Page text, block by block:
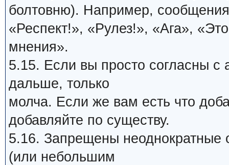
болтовню). Например,
«Респект!», «Рулез!», «Ага»,
мнения».
5.15. Если вы просто согласны с
дальше, только
молча. Если же вам есть что
добавляйте по существу.
5.16. Запрещены неоднократные
(или небольшим